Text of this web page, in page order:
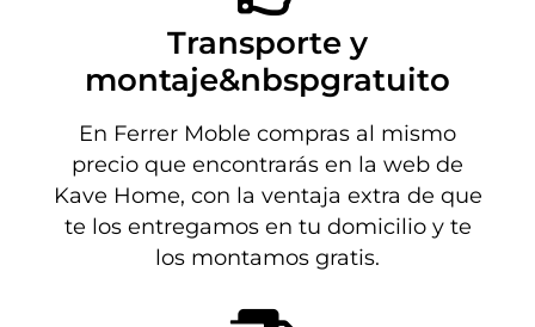
Transporte y
montaje&nbspgratuito
En Ferrer Moble compras al mismo
precio que encontrarás en la web de
Kave Home, con la ventaja extra de que
te los entregamos en tu domicilio y te
los montamos gratis.